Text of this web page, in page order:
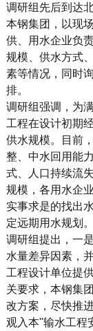
调研组先后到达
本钢集团，以现
供、用水企业负
规模、供水方式
素等情况，同时
排。
调研组强调， 为
工程在设计初期
供水规模。目前
整、中水回用能
式、人口持续流
规模，各用水企
实事求是的找出
定远期用水规划。
调研组提出，一
水量差异因素，
工程设计单位提
关要求，本钢集
改方案 ， 尽快推
观入本"输水工程